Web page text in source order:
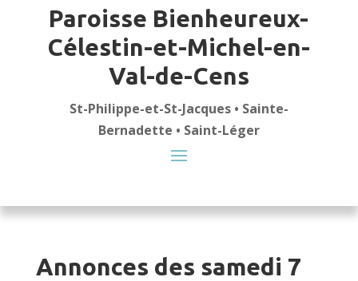
Paroisse Bienheureux-
Célestin-et-Michel-en-
Val-de-Cens
St-Philippe-et-St-Jacques • Sainte-
Bernadette • Saint-Léger
Annonces des samedi 7